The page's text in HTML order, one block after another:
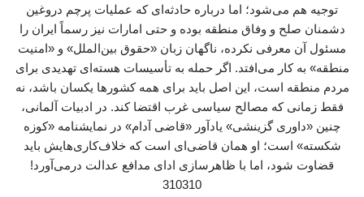
توجیه هم می‌شود؛ اما درباره حادثه‌ای که عملیات پرچم دروغین
دشمنان صلح و وفاق منطقه بوده و حتی امارات نیز رسماً ایران را
مسئول آن معرفی نکرده، ناگهان زبان «حقوق بین‌الملل» و «امنیت
منطقه» به کار می‌افتد. اگر حمله به تأسیسات هسته‌ای تهدیدی برای
مردم منطقه است، این اصل باید برای همه کشورها یکسان باشد، نه
فقط زمانی که مصالح سیاسی غرب اقتضا کند. در ادبیات آلمانی،
چنین «داوری گزینشی» یادآور «قاضی آدام» در نمایشنامه «کوزه
شکسته» است؛ او همان قاضی‌ای است که خلاف‌کاری‌هایش باید
قضاوت شود، اما با ظاهرسازی ادای مدافع عدالت درمی‌آورد!
310310